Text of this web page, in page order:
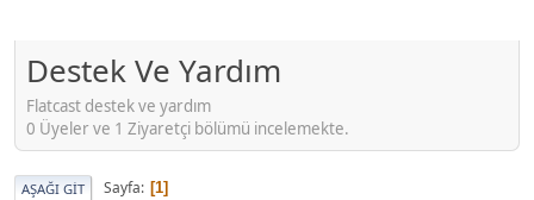
Destek Ve Yardım
Flatcast destek ve yardım
0 Üyeler ve 1 Ziyaretçi bölümü incelemekte.
AŞAĞI GIT Sayfa 1